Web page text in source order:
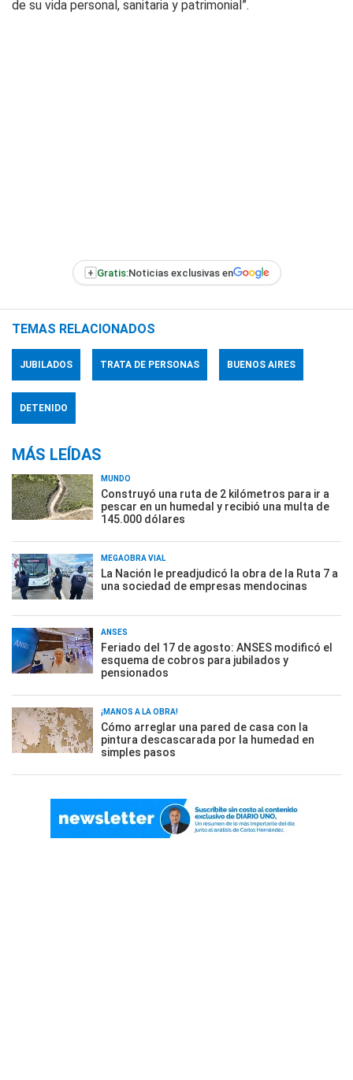
de su vida personal, sanitaria y patrimonial”.
+ Gratis:Noticias exclusivas en
TEMAS RELACIONADOS
JUBILADOS TRATA DE PERSONAS BUENOS AIRES
DETENIDO
MÁS LEÍDAS
MUNDO
Construyó una ruta de 2 kilómetros para ir a
pescar en un humedal y recibió una multa de
145.000 dólares
MEGAOBRA VIAL
La Nación le preadjudicó la obra de la Ruta 7 a
una sociedad de empresas mendocinas
ANSES
Feriado del 17 de agosto: ANSES modificó el
esquema de cobros para jubilados y
pensionados
¡MANOS A LA OBRA!
Cómo arreglar una pared de casa con la
pintura descascarada por la humedad en
simples pasos